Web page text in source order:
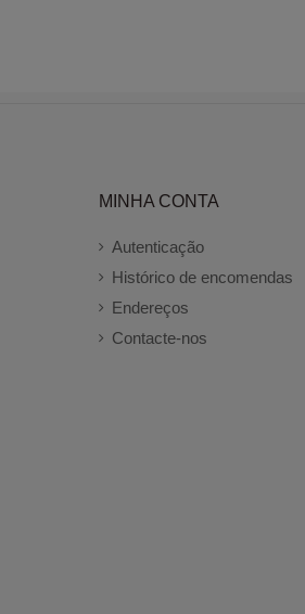
MINHA CONTA
Autenticação
Histórico de encomendas
Endereços
Contacte-nos